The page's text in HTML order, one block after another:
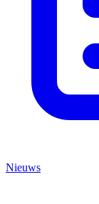
Nieuws